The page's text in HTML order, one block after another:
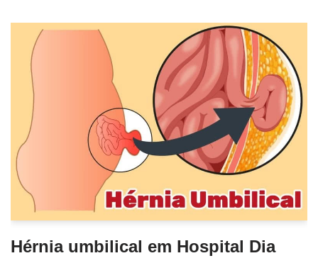
Hérnia umbilical em Hospital Dia